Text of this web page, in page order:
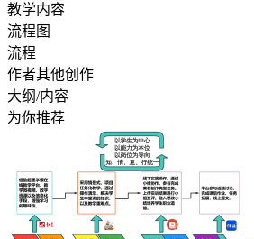
教学内容
流程图
流程
作者其他创作
大纲/内容
为你推荐